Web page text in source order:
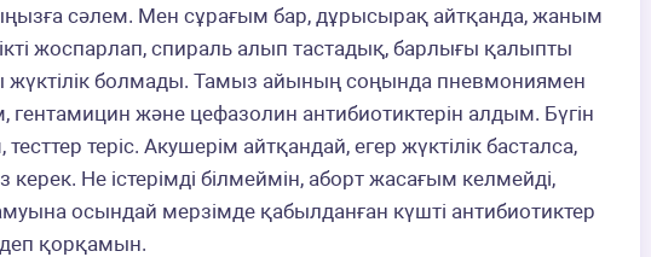
сәлем. Мен сұрағым бар, дұрысырақ айтқанда, жаным
жоспарлап, спираль алып тастадық, барлығы қалыпты
болмады. Тамыз айының соңында пневмониямен
гентамицин және цефазолин антибиотиктерін алдым. Бүгін
тесттер теріс. Акушерім айтқандай, егер жүктілік басталса,
Не істерімді білмеймін, аборт жасағым келмейді,
осындай мерзімде қабылданған күшті антибиотиктер
деп қорқамын.